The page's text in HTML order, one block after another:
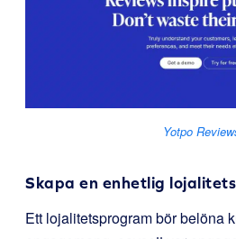
Yotpo
Skapa en enhetlig
Ett lojalitetsprogram bör belöna